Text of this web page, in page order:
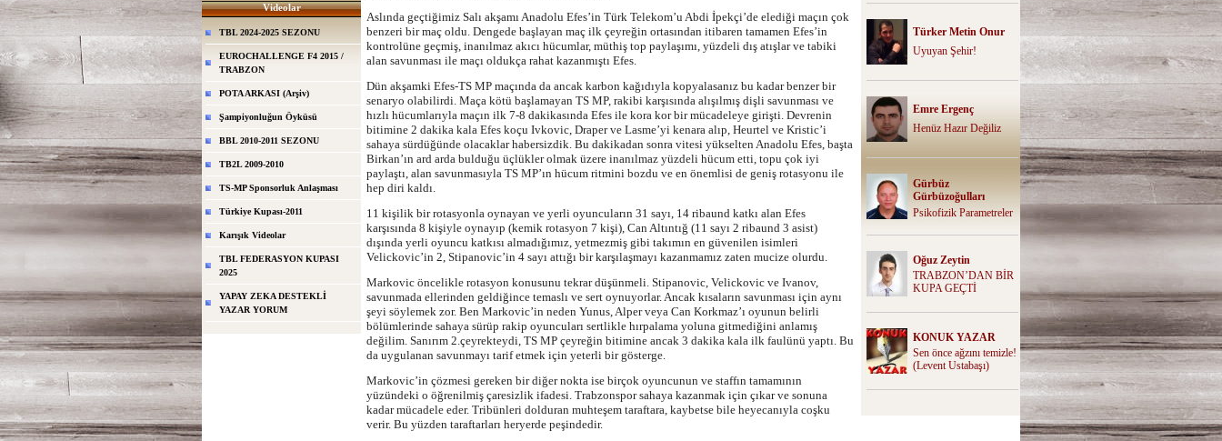
Videolar
TBL 2024-2025 SEZONU
EUROCHALLENGE F4 2015 /
TRABZON
POTA ARKASI (Arşiv)
Şampiyonluğun Öyküsü
BBL 2010-2011 SEZONU
TB2L 2009-2010
TS-MP Sponsorluk Anlaşması
Türkiye Kupası-2011
Karışık Videolar
TBL FEDERASYON KUPASI
2025
YAPAY ZEKA DESTEKLİ
YAZAR YORUM
Aslında geçtiğimiz Salı akşamı Anadolu Efes’in Türk Telekom’u Abdi İpekçi’de elediği maçın çok
benzeri bir maç oldu. Dengede başlayan maç ilk çeyreğin ortasından itibaren tamamen Efes’in
kontrolüne geçmiş, inanılmaz akıcı hücumlar, müthiş top paylaşımı, yüzdeli dış atışlar ve tabiki
alan savunması ile maçı oldukça rahat kazanmıştı Efes.
Dün akşamki Efes-TS MP maçında da ancak karbon kağıdıyla kopyalasanız bu kadar benzer bir
senaryo olabilirdi. Maça kötü başlamayan TS MP, rakibi karşısında alışılmış dişli savunması ve
hızlı hücumlarıyla maçın ilk 7-8 dakikasında Efes ile kora kor bir mücadeleye girişti. Devrenin
bitimine 2 dakika kala Efes koçu Ivkovic, Draper ve Lasme’yi kenara alıp, Heurtel ve Kristic’i
sahaya sürdüğünde olacaklar habersizdik. Bu dakikadan sonra vitesi yükselten Anadolu Efes, başta
Birkan’ın ard arda bulduğu üçlükler olmak üzere inanılmaz yüzdeli hücum etti, topu çok iyi
paylaştı, alan savunmasıyla TS MP’ın hücum ritmini bozdu ve en önemlisi de geniş rotasyonu ile
hep diri kaldı.
11 kişilik bir rotasyonla oynayan ve yerli oyuncuların 31 sayı, 14 ribaund katkı alan Efes
karşısında 8 kişiyle oynayıp (kemik rotasyon 7 kişi), Can Altıntığ (11 sayı 2 ribaund 3 asist)
dışında yerli oyuncu katkısı almadığımız, yetmezmiş gibi takımın en güvenilen isimleri
Velickovic’in 2, Stipanovic’in 4 sayı attığı bir karşılaşmayı kazanmamız zaten mucize olurdu.
Markovic öncelikle rotasyon konusunu tekrar düşünmeli. Stipanovic, Velickovic ve Ivanov,
savunmada ellerinden geldiğince temaslı ve sert oynuyorlar. Ancak kısaların savunması için aynı
şeyi söylemek zor. Ben Markovic’in neden Yunus, Alper veya Can Korkmaz’ı oyunun belirli
bölümlerinde sahaya sürüp rakip oyuncuları sertlikle hırpalama yoluna gitmediğini anlamış
değilim. Sanırım 2.çeyrekteydi, TS MP çeyreğin bitimine ancak 3 dakika kala ilk faulünü yaptı. Bu
da uygulanan savunmayı tarif etmek için yeterli bir gösterge.
Markovic’in çözmesi gereken bir diğer nokta ise birçok oyuncunun ve staffın tamamının
yüzündeki o öğrenilmiş çaresizlik ifadesi. Trabzonspor sahaya kazanmak için çıkar ve sonuna
kadar mücadele eder. Tribünleri dolduran muhteşem taraftara, kaybetse bile heyecanıyla coşku
verir. Bu yüzden taraftarları heryerde peşindedir.
Türker Metin Onur
Uyuyan Şehir!
Emre Ergenç
Henüz Hazır Değiliz
Gürbüz
Gürbüzoğulları
Psikofizik Parametreler
Oğuz Zeytin
TRABZON’DAN BİR
KUPA GEÇTİ
KONUK YAZAR
Sen önce ağzını temizle!
(Levent Ustabaşı)